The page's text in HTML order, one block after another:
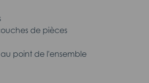
de pièces
point de l'ensemble